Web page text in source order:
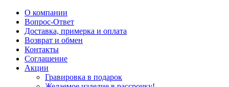
О компании
Вопрос-Ответ
Доставка, примерка и оплата
Возврат и обмен
Контакты
Соглашение
Акции
Гравировка в подарок